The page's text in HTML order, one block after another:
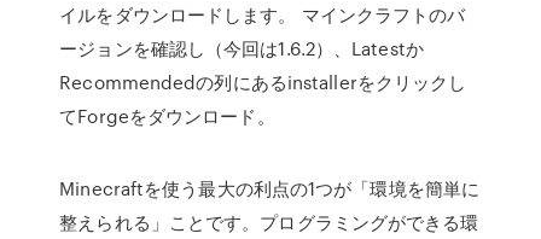
イルをダウンロードします。 マインクラフトのバ
ージョンを確認し（今回は1.6.2）、Latestか
Recommendedの列にあるinstallerをクリックし
てForgeをダウンロード。
Minecraftを使う最大の利点の1つが「環境を簡単に
整えられる」ことです。プログラミングができる環